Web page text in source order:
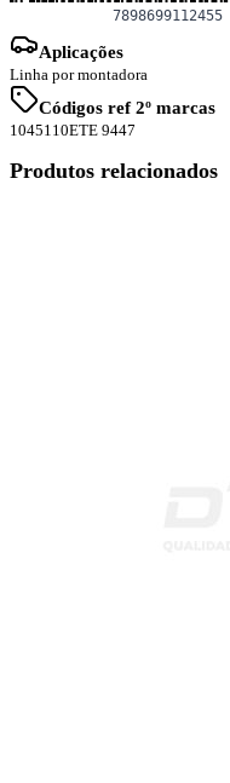
Aplicações
Linha por montadora
Códigos ref 2º marcas
1045110ETE 9447
Produtos relacionados